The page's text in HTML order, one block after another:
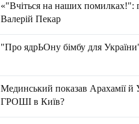
«"Вчіться на наших помилках!":
Валерій Пекар
"Про ядрЬОну бімбу для
Мединський показав
ГРОШІ в Київ?